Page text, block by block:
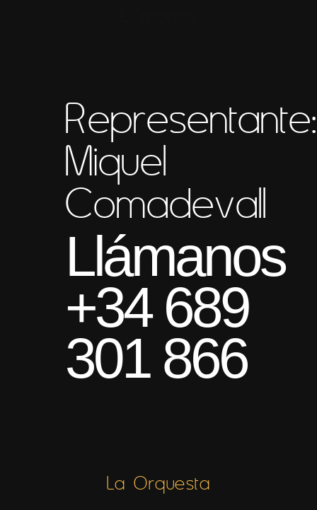
Representante:
Miquel
Comadevall
Llámanos
+34 689
301 866
La Orquesta